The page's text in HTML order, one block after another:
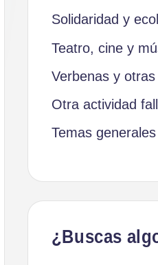
Solidaridad y
Teatro, cine y
Verbenas y
Otra actividad
Temas generales
¿Buscas